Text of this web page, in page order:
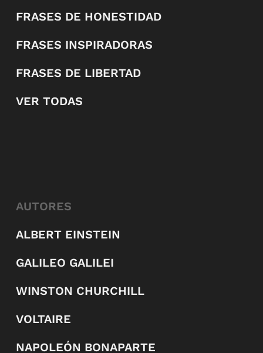
FRASES DE HONESTIDAD
FRASES INSPIRADORAS
FRASES DE LIBERTAD
VER TODAS
AUTORES
ALBERT EINSTEIN
GALILEO GALILEI
WINSTON CHURCHILL
VOLTAIRE
NAPOLEÓN BONAPARTE